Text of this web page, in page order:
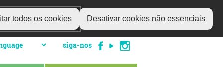
todos os cookies Desativar cookies não essenciais
siga-nos